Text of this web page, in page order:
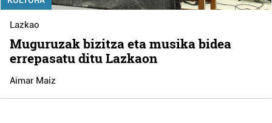
Lazkao
Muguruzak bizitza eta musika bidea
errepasatu ditu Lazkaon
Aimar Maiz